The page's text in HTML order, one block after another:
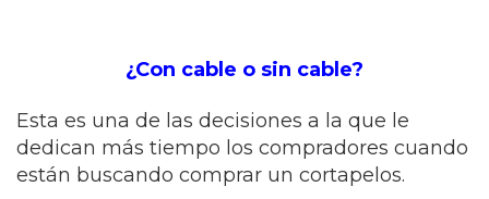
¿Con cable o sin cable?
Esta es una de las decisiones a la que le
dedican más tiempo los compradores cuando
están buscando comprar un cortapelos.